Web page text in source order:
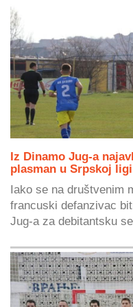
Iz Dinamo Jug-a
plasman u Srpskoj
Iako se na društvenim
francuski defanzivac
Jug-a za debitantsku